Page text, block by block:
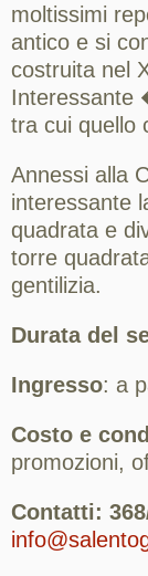
moltissimi
antico e si
costruita nel
Interessante
tra cui quello
Annessi alla
interessante
quadrata e
torre
gentilizia.
Durata del
Ingresso: a
Costo e
promozioni,
Contatti: